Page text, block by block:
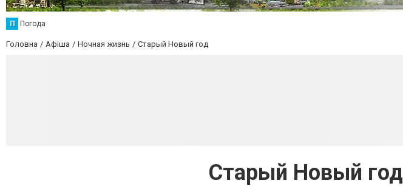
П Погода
Головна Афіша Ночная жизнь Старый Новый год
Старый Новый год